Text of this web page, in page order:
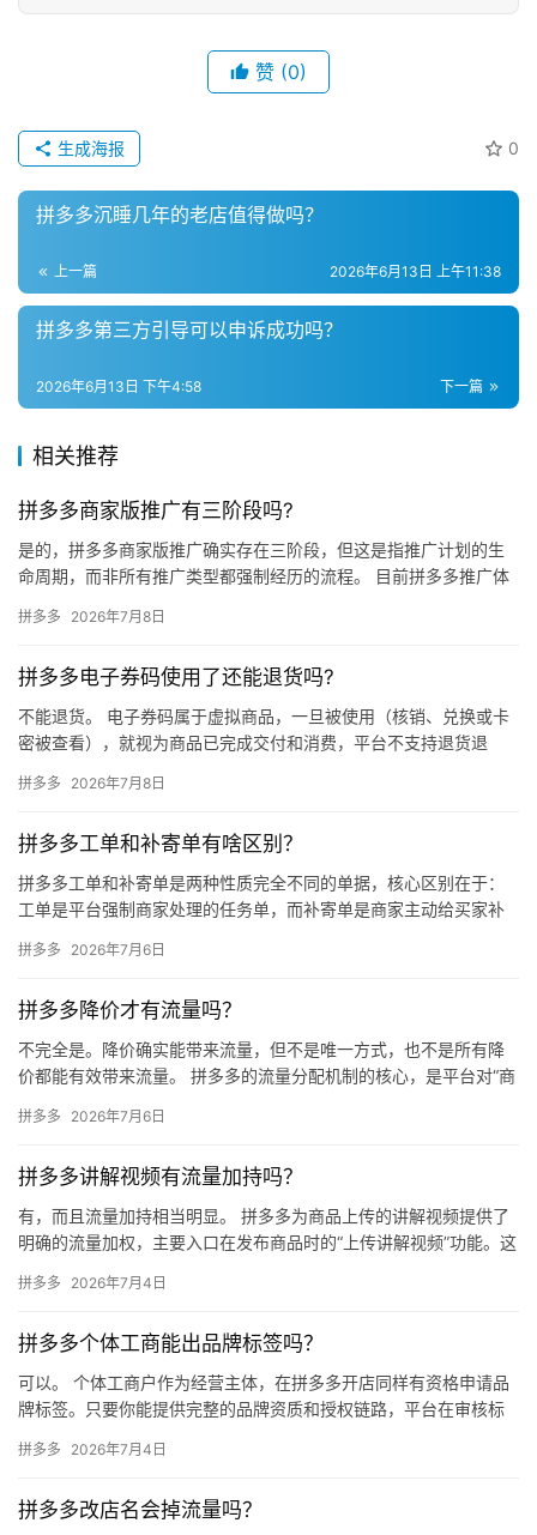
赞 (0)
0
生成海报
拼多多沉睡几年的老店值得做吗？
上一篇 2026年6月13日 上午11:38
拼多多第三方引导可以申诉成功吗？
下一篇
2026年6月13日 下午4:58
相关推荐
拼多多商家版推广有三阶段吗?
是的，拼多多商家版推广确实存在三阶段，但这是指推广计划的生
命周期，而非所有推广类型都强制经历的流程。 目前拼多多推广体
拼多多 2026年7月8日
拼多多电子券码使用了还能退货吗?
不能退货。 电子券码属于虚拟商品，一旦被使用（核销、兑换或卡
密被查看），就视为商品已完成交付和消费，平台不支持退货退
使…
拼多多 2026年7月8日
拼多多工单和补寄单有啥区别？
拼多多工单和补寄单是两种性质完全不同的单据，核心区别在于：
工单是平台强制商家处理的任务单，而补寄单是商家主动给买家补
间未…
拼多多 2026年7月6日
拼多多降价才有流量吗？
不完全是。降价确实能带来流量，但不是唯一方式，也不是所有降
价都能有效带来流量。 拼多多的流量分配机制的核心，是平台对“商
是…
拼多多 2026年7月6日
拼多多讲解视频有流量加持吗？
有，而且流量加持相当明显。 拼多多为商品上传的讲解视频提供了
明确的流量加权，主要入口在发布商品时的“上传讲解视频”功能。这
拼多多 2026年7月4日
拼多多个体工商能出品牌标签吗？
可以。 个体工商户作为经营主体，在拼多多开店同样有资格申请品
牌标签。只要你能提供完整的品牌资质和授权链路，平台在审核标
牌…
拼多多 2026年7月4日
拼多多改店名会掉流量吗？